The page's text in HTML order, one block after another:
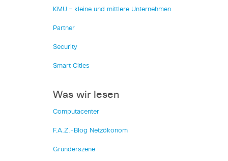
KMU – kleine und mittlere Unternehmen
Partner
Security
Smart Cities
Was wir lesen
Computacenter
F.A.Z.-Blog Netzökonom
Gründerszene